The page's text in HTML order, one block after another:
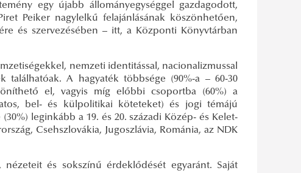
egy újabb állományegységgel gazdagodott,
Peiker nagylelkű felajánlásának köszönhetően,
és szervezésében – itt, a Központi Könyvtárban
nemzeti identitással, nacionalizmussal
A hagyaték többsége (90%-a – 60-30
el, vagyis míg előbbi csoportba (60%) a
bel- és külpolitikai köteteket) és jogi témájú
leginkább a 19. és 20. századi Közép- és Kelet-
Csehszlovákia, Jugoszlávia, Románia, az NDK
és sokszínű érdeklődését egyaránt. Saját